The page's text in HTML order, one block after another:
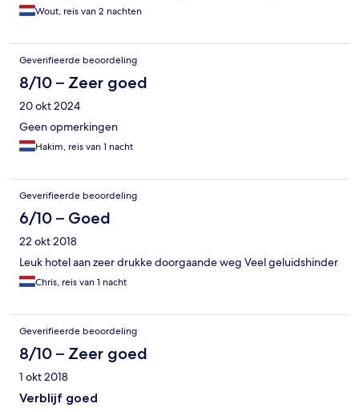
Wout, reis van 2 nachten
Geverifieerde beoordeling
8/10 – Zeer goed
20 okt 2024
Geen opmerkingen
Hakim, reis van 1 nacht
Geverifieerde beoordeling
6/10 – Goed
22 okt 2018
Leuk hotel aan zeer drukke doorgaande weg Veel geluidshinder
Chris, reis van 1 nacht
Geverifieerde beoordeling
8/10 – Zeer goed
1 okt 2018
Verblijf goed